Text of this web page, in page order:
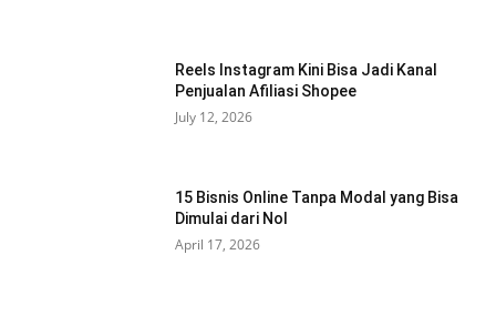
Reels Instagram Kini Bisa Jadi Kanal
Penjualan Afiliasi Shopee
July 12, 2026
15 Bisnis Online Tanpa Modal yang Bisa
Dimulai dari Nol
April 17, 2026